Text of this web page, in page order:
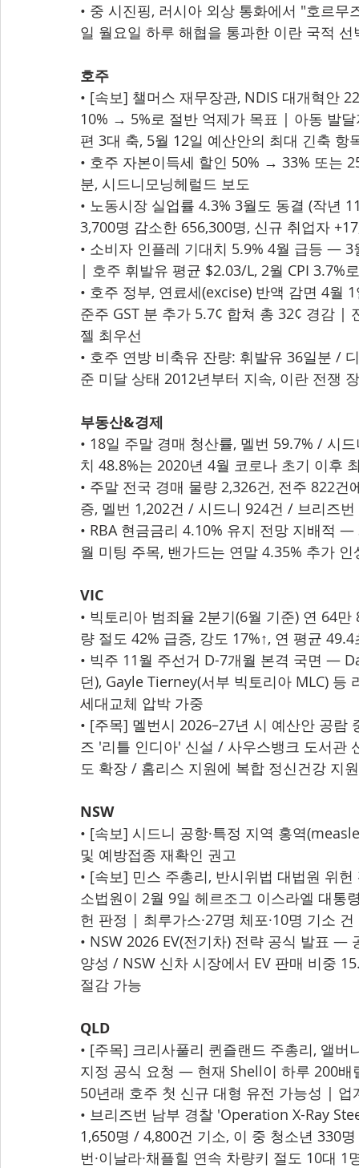
• 중 시진핑, 러시아 외상 통화에서 "호르
일 월요일 하루 해협을 통과한 이란 국적 선
호주
• [속보] 챌머스 재무장관, NDIS 대개혁안
10% → 5%로 절반 억제가 목표 | 아동 발달
편 3대 축, 5월 12일 예산안의 최대 긴축 항
• 호주 자본이득세 할인 50% → 33% 또는
분, 시드니모닝헤럴드 보도
• 노동시장 실업률 4.3% 3월도 동결 (작년
3,700명 감소한 656,300명, 신규 취업자
• 소비자 인플레 기대치 5.9% 4월 급등 —
| 호주 휘발유 평균 $2.03/L, 2월 CPI 3.7%
• 호주 정부, 연료세(excise) 반액 감면 4월
준주 GST 분 추가 5.7¢ 합쳐 총 32¢ 경감 |
젤 최우선
• 호주 연방 비축유 잔량: 휘발유 36일분 /
준 미달 상태 2012년부터 지속, 이란 전쟁
부동산&경제
• 18일 주말 경매 청산률, 멜번 59.7% / 시
치 48.8%는 2020년 4월 코로나 초기 이후
• 주말 전국 경매 물량 2,326건, 전주 822
증, 멜번 1,202건 / 시드니 924건 / 브리즈번
• RBA 현금금리 4.10% 유지 전망 지배적
월 미팅 주목, 밴가드는 연말 4.35% 추가 인
VIC
• 빅토리아 범죄율 2분기(6월 기준) 연 64
량 절도 42% 급증, 강도 17%↑, 연 평균
• 빅주 11월 주선거 D-7개월 본격 국면 —
던), Gayle Tierney(서부 빅토리아 MLC)
세대교체 압박 가중
• [주목] 멜번시 2026–27년 시 예산안 공
즈 '리틀 인디아' 신설 / 사우스뱅크 도서관
도 확장 / 홈리스 지원에 복합 정신건강 지
NSW
• [속보] 시드니 공항·특정 지역 홍역
및 예방접종 재확인 권고
• [속보] 민스 주총리, 반시위법 대법원 위
소법원이 2월 9일 헤르조그 이스라엘 대통
헌 판정 | 최루가스·27명 체포·10명 기소
• NSW 2026 EV(전기차) 전략 공식 발표
양성 / NSW 신차 시장에서 EV 판매 비중
절감 가능
QLD
• [주목] 크리사풀리 퀸즐랜드 주총리, 앨
지정 공식 요청 — 현재 Shell이 하루 200
50년래 호주 첫 신규 대형 유전 가능성 | 업
• 브리즈번 남부 경찰 'Operation X-Ray
1,650명 / 4,800건 기소, 이 중 청소년 330
번·이날라·채플힐 연속 차량키 절도 10대 1